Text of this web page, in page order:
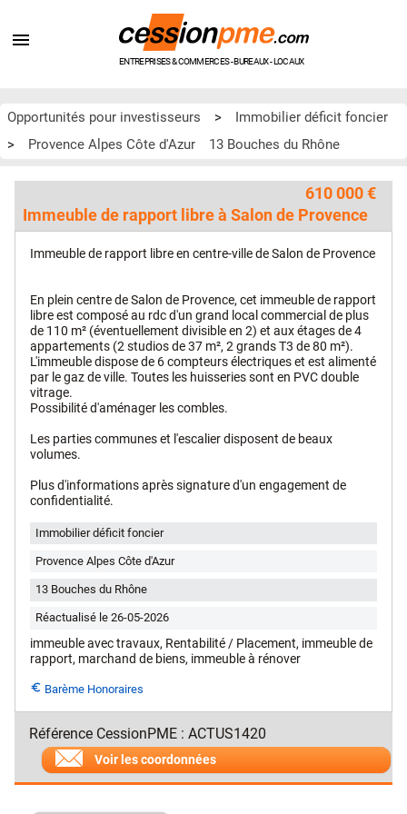
ENTREPRISES & COMMERCES - BUREAUX - LOCAUX
Opportunités pour investisseurs >
Immobilier déficit foncier
>
Provence Alpes Côte d'Azur 13 Bouches du Rhône
610 000 €
Immeuble de rapport libre à Salon de Provence
Immeuble de rapport libre en centre-ville de Salon de Provence
En plein centre de Salon de Provence, cet immeuble de rapport
libre est composé au rdc d'un grand local commercial de plus
de 110 m² (éventuellement divisible en 2) et aux étages de 4
appartements (2 studios de 37 m², 2 grands T3 de 80 m²).
L'immeuble dispose de 6 compteurs électriques et est alimenté
par le gaz de ville. Toutes les huisseries sont en PVC double
vitrage.
Possibilité d'aménager les combles.
Les parties communes et l'escalier disposent de beaux
volumes.
Plus d'informations après signature d'un engagement de
confidentialité.
Immobilier déficit foncier
Provence Alpes Côte d'Azur
13 Bouches du Rhône
Réactualisé le 26-05-2026
immeuble avec travaux, Rentabilité / Placement, immeuble de
rapport, marchand de biens, immeuble à rénover
euro_symbol Barème Honoraires
Référence CessionPME : ACTUS1420
Voir les coordonnées